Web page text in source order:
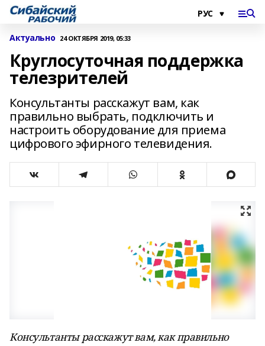
Актуально 24 ОКТЯБРЯ 2019, 05:33
Круглосуточная поддержка
телезрителей
Консультанты расскажут вам, как
правильно выбрать, подключить и
настроить оборудование для приема
цифрового эфирного телевидения.
Консультанты расскажут вам, как правильно